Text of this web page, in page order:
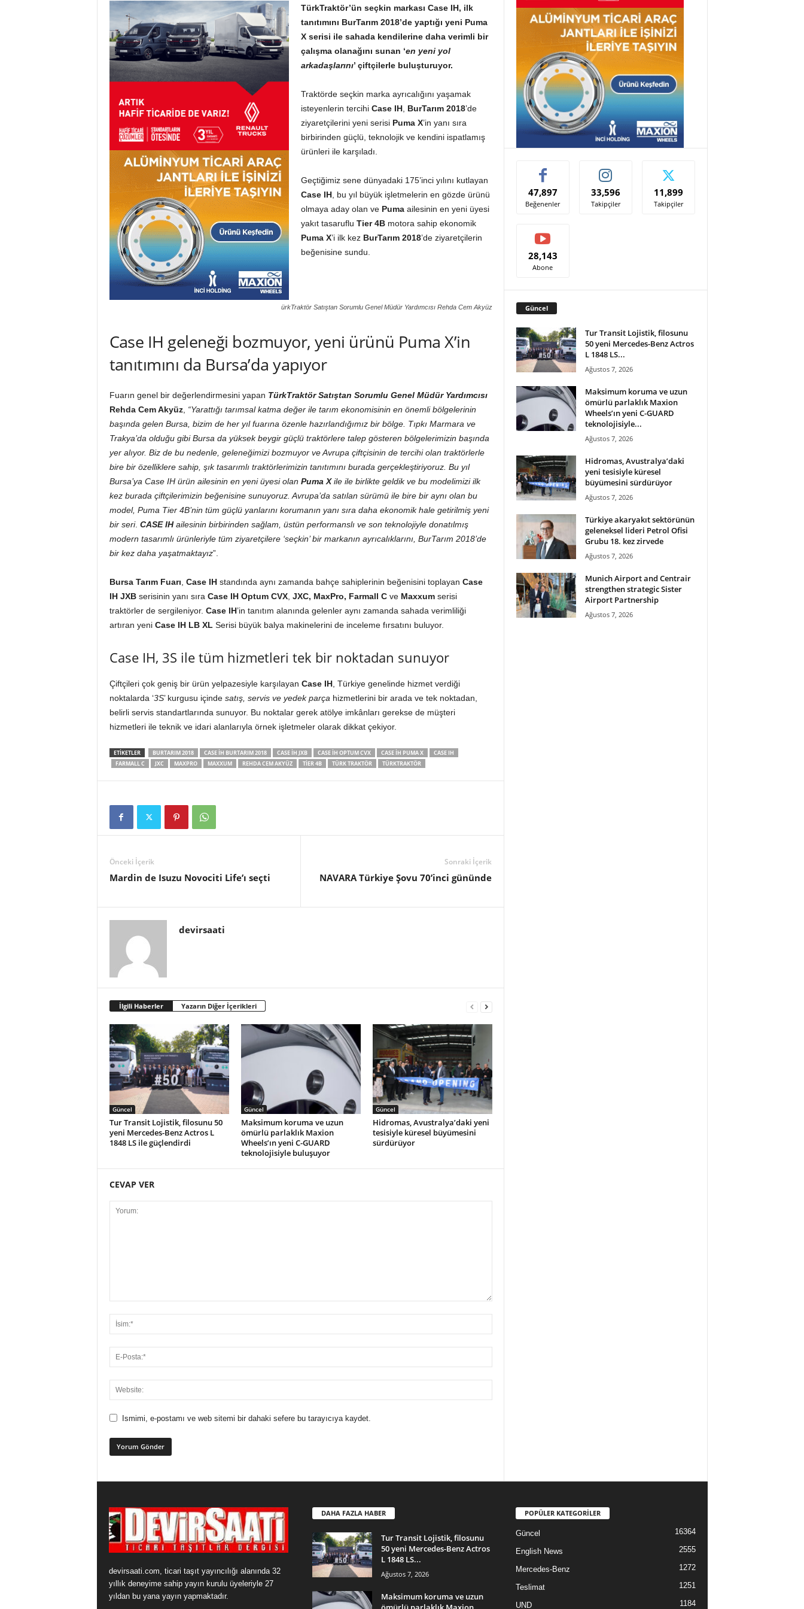
TürkTraktör’ün seçkin markası Case IH, ilk
tanıtımını BurTarım 2018’de yaptığı yeni Puma
X serisi ile sahada kendilerine daha verimli bir
çalışma olanağını sunan ‘en yeni yol
arkadaşlarını’ çiftçilerle buluşturuyor.
Traktörde seçkin marka ayrıcalığını yaşamak
isteyenlerin tercihi Case IH, BurTarım 2018’de
ziyaretçilerini yeni serisi Puma X’in yanı sıra
birbirinden güçlü, teknolojik ve kendini ispatlamış
ürünleri ile karşıladı.
Geçtiğimiz sene dünyadaki 175’inci yılını kutlayan
Case IH, bu yıl büyük işletmelerin en gözde ürünü
olmaya aday olan ve Pumaailesinin en yeni üyesi
yakıt tasaruflu Tier 4Bmotora sahip ekonomik
Puma X’i ilk kez BurTarım 2018’de ziyaretçilerin
beğenisine sundu.
ürkTraktör Satıştan Sorumlu Genel Müdür Yardımcısı Rehda Cem Akyüz
Case IH geleneği bozmuyor, yeni ürünü Puma X’in
tanıtımını da Bursa’da yapıyor
Fuarın genel bir değerlendirmesini yapan TürkTraktör Satıştan Sorumlu Genel Müdür Yardımcısı
Rehda Cem Akyüz, “Yarattığı tarımsal katma değer ile tarım ekonomisinin en önemli bölgelerinin
başında gelen Bursa, bizim de her yıl fuarına özenle hazırlandığımız bir bölge. Tıpkı Marmara ve
Trakya’da olduğu gibiBursa da yüksek beygir güçlü traktörlere talep gösteren bölgelerimizin başında
yer alıyor. Biz de bu nedenle, geleneğimizi bozmuyor veAvrupa çiftçisinin de tercihi olan traktörlerle
bire bir özelliklere sahip, şık tasarımlı traktörlerimizin tanıtımını burada gerçekleştiriyoruz. Bu yıl
Bursa’ya Case IH ürün ailesinin en yeni üyesi olan Puma Xile ile birlikte geldik ve bu modelimizi ilk
kez burada çiftçilerimizin beğenisine sunuyoruz. Avrupa’da satılan sürümü ile bire bir aynı olan bu
model, Puma Tier 4B’nin tüm güçlü yanlarını korumanın yanı sıra daha ekonomik hale getirilmiş yeni
bir seri. CASE IHailesinin birbirinden sağlam, üstün performanslı ve son teknolojiyle donatılmış
modern tasarımlı ürünleriyle tüm ziyaretçilere ‘seçkin’ bir markanın ayrıcalıklarını, BurTarım 2018’de
bir kez daha yaşatmaktayız”.
Bursa Tarım Fuarı Case IHstandında aynı zamanda bahçe sahiplerinin beğenisini toplayan Case
IH JXBserisinin yanı sıra Case IH Optum CVX, JXC, MaxPro, Farmall C veMaxxum serisi
traktörler de sergileniyor. Case IH’in tanıtım alanında gelenler aynı zamanda sahada verimliliği
artıran yeni Case IH LB XL Serisi büyük balya makinelerini de inceleme fırsatını buluyor.
Case IH, 3S ile tüm hizmetleri tek bir noktadan sunuyor
Çiftçileri çok geniş bir ürün yelpazesiyle karşılayan Case IH, Türkiye genelinde hizmet verdiği
noktalarda ‘3S’ kurgusu içinde satış, servis ve yedek parça hizmetlerini bir arada ve tek noktadan,
belirli servis standartlarında sunuyor. Bu noktalar gerek atölye imkânları gerekse de müşteri
hizmetleri ile teknik ve idari alanlarıyla örnek işletmeler olarak dikkat çekiyor.
ETIKETLER BURTARIM 2018 CASE IH BURTARIM 2018 CASE IH JXB CASE IH OPTUM CVX CASE IH PUMA X
CASE IH
FARMALL C
JXC MAXPRO MAXXUM REHDA CEM AKYÜZ TIER 4B TÜRK TRAKTÖR TÜRKTRAKTÖR
Önceki İçerik
Mardin de Isuzu Novociti Life’ı seçti
Sonraki İçerik
NAVARA Türkiye Şovu 70’inci gününde
devirsaati
İlgili Haberler Yazarın Diğer İçerikleri
Güncel
Tur Transit Lojistik, filosunu 50
yeni Mercedes-Benz Actros L
1848 LS ile güçlendirdi
Güncel
Maksimum koruma ve uzun
ömürlü parlaklık Maxion
Wheels’ın yeni C-GUARD
teknolojisiyle buluşuyor
Güncel
Hidromas, Avustralya’daki yeni
tesisiyle küresel büyümesini
sürdürüyor
CEVAP VER
Ismimi, e-postamı ve web sitemi bir dahaki sefere bu tarayıcıya kaydet.
47,897
Beğenenler
33,596
Takipçiler
11,899
Takipçiler
28,143
Abone
Güncel
Tur Transit Lojistik, filosunu
50 yeni Mercedes-Benz Actros
L 1848 LS...
Ağustos 7, 2026
Maksimum koruma ve uzun
ömürlü parlaklık Maxion
Wheels’ın yeni C-GUARD
teknolojisiyle...
Ağustos 7, 2026
Hidromas, Avustralya’daki
yeni tesisiyle küresel
büyümesini sürdürüyor
Ağustos 7, 2026
Türkiye akaryakıt sektörünün
geleneksel lideri Petrol Ofisi
Grubu 18. kez zirvede
Ağustos 7, 2026
Munich Airport and Centrair
strengthen strategic Sister
Airport Partnership
Ağustos 7, 2026
devirsaati.com, ticari taşıt yayıncılığı alanında 32
yıllık deneyime sahip yayın kurulu üyeleriyle 27
yıldan bu yana yayın yapmaktadır.
DAHA FAZLA HABER
Tur Transit Lojistik, filosunu
50 yeni Mercedes-Benz Actros
L 1848 LS...
Ağustos 7, 2026
Maksimum koruma ve uzun
POPÜLER KATEGORİLER
Güncel 16364
English News 2555
Mercedes-Benz 1272
Teslimat 1251
UND 1184